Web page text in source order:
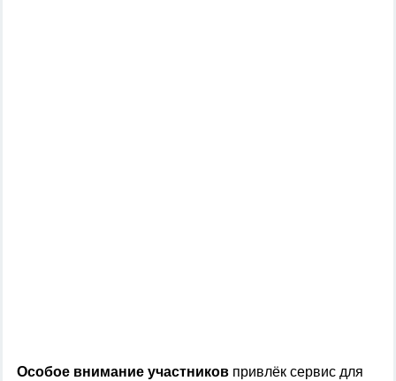
Особое внимание участников привлёк сервис для